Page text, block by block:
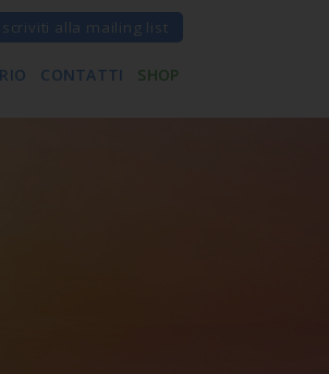
iscriviti alla mailing list
CONTATTI SHOP